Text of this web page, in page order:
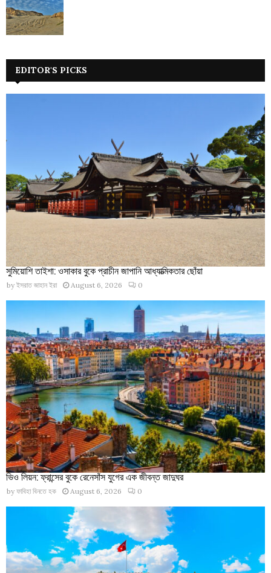
EDITOR'S PICKS
সুমিয়োশি তাইশা: ওসাকার বুকে প্রাচীন জাপানি আধ্যাত্মিকতার ছোঁয়া
by ইসরাত জাহান ইরা August 6, 2026 0
ভিও লিয়ন: ফ্রান্সের বুকে রেনেসাঁস যুগের এক জীবন্ত জাদুঘর
by ফাবিহা বিনতে হক August 6, 2026 0